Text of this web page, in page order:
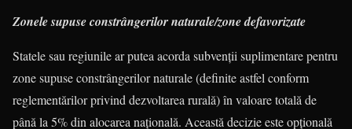
Zonele supuse constrângerilor naturale/zone defavorizate
Statele sau regiunile ar putea acorda subvenții suplimentare pentru
zone supuse constrângerilor naturale (definite astfel conform
reglementărilor privind dezvoltarea rurală) în valoare totală de
până la 5% din alocarea na­țională. Această decizie este opțională